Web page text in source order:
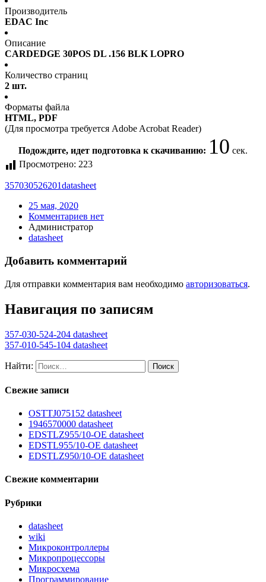
Производитель
EDAC Inc
Описание
CARDEDGE 30POS DL .156 BLK LOPRO
Количество страниц
2 шт.
Форматы файла
HTML, PDF
(Для просмотра требуется Adobe Acrobat Reader)
Подождите, идет подготовка к скачиванию:9сек.
Просмотрено: 223
357030526201datasheet
25 мая, 2020
Комментариев нет
Администратор
datasheet
Добавить комментарий
Для отправки комментария вам необходимо авторизоваться.
Навигация по записям
357-030-524-204 datasheet
357-010-545-104 datasheet
Найти:
Свежие записи
OSTTJ075152 datasheet
1946570000 datasheet
EDSTLZ955/10-OE datasheet
EDSTL955/10-OE datasheet
EDSTLZ950/10-OE datasheet
Свежие комментарии
Рубрики
datasheet
wiki
Микроконтроллеры
Микропроцессоры
Микросхема
Программирование